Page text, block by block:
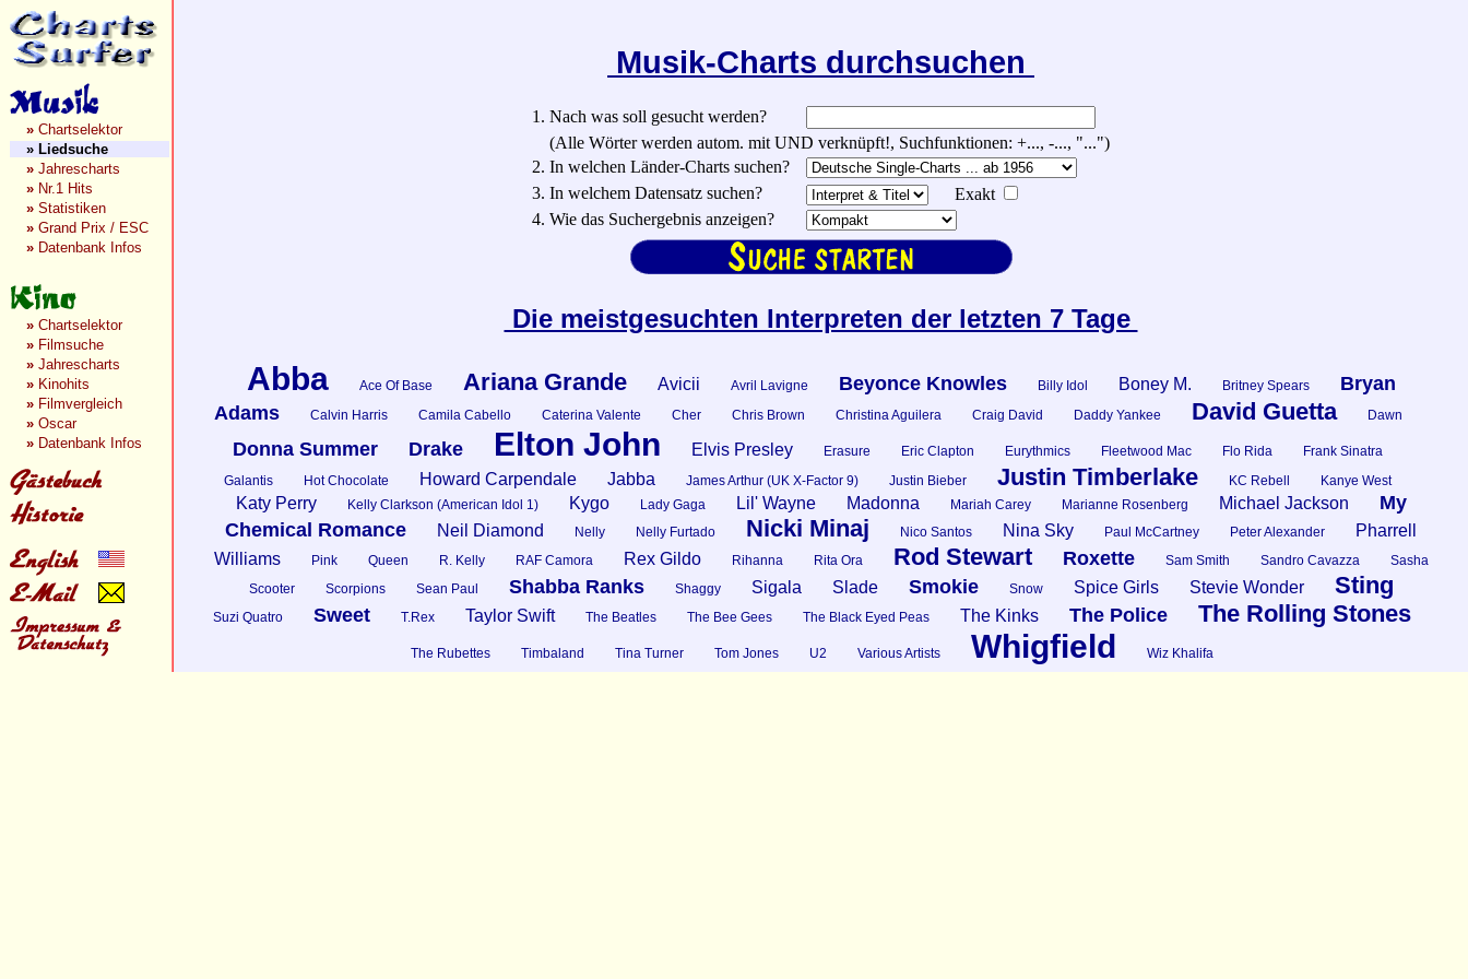
» Chartselektor
» Liedsuche
» Jahrescharts
» Nr.1 Hits
» Statistiken
» Grand Prix / ESC
» Datenbank Infos
» Chartselektor
» Filmsuche
» Jahrescharts
» Kinohits
» Filmvergleich
» Oscar
» Datenbank Infos
Musik-Charts durchsuchen
1. Nach was soll gesucht werden?
(Alle Wörter werden autom. mit UND verknüpft!, Suchfunktionen: +..., -..., "...")
2. In welchen Länder-Charts suchen?
3. In welchem Datensatz suchen?
Exakt
4. Wie das Suchergebnis anzeigen?
Die meistgesuchten Interpreten der letzten 7 Tage
Abba Ace Of Base Ariana Grande Avicii Avril Lavigne Beyonce Knowles Billy Idol Boney M. Britney Spears
Bryan
Adams
Calvin Harris Camila Cabello Caterina Valente Cher Chris Brown Christina Aguilera Craig David Daddy Yankee David Guetta Dawn
Donna Summer Drake Elton John Elvis Presley Erasure Eric Clapton Eurythmics Fleetwood Mac Flo Rida
Frank Sinatra
Galantis
Hot Chocolate Howard Carpendale Jabba James Arthur (UK X-Factor 9) Justin Bieber Justin Timberlake KC Rebell Kanye West
Katy Perry Kelly Clarkson (American Idol 1) Kygo Lady Gaga Lil' Wayne Madonna Mariah Carey Marianne Rosenberg Michael Jackson
My
Chemical Romance
Neil Diamond Nelly Nelly Furtado Nicki Minaj Nico Santos Nina Sky Paul McCartney Peter Alexander
Pharrell
Williams
Pink Queen R. Kelly RAF Camora Rex Gildo Rihanna Rita Ora Rod Stewart Roxette Sam Smith Sandro Cavazza
Sasha
Scooter
Scorpions Sean Paul Shabba Ranks Shaggy Sigala Slade Smokie Snow Spice Girls Stevie Wonder Sting
Suzi Quatro Sweet T.Rex Taylor Swift The Beatles The Bee Gees The Black Eyed Peas The Kinks The Police The Rolling Stones
The Rubettes Timbaland Tina Turner Tom Jones U2 Various Artists Whigfield Wiz Khalifa